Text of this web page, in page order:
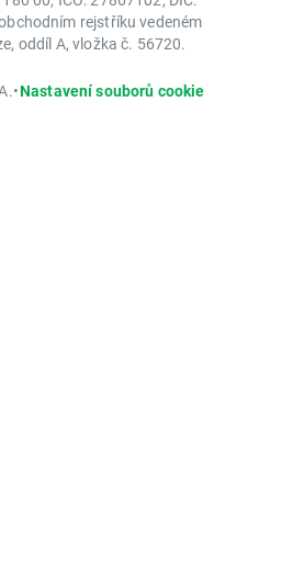
rejstříku vedeném
oddíl A, vložka č. 56720.
•Nastavení souborů cookie